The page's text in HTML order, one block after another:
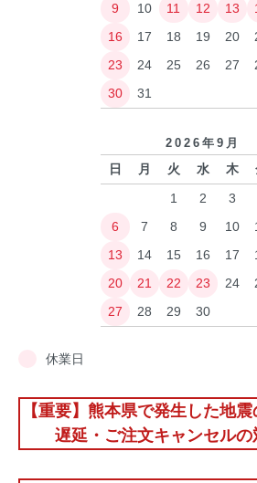
9
10 11 12 13
16
17 18 19 20
23
24 25 26 27
30
31
2026年9月
日 月 火 水 木
1
2 3
6
7 8 9 10
13
14 15 16 17
20
21 22 23 24
27
28 29 30
休業日
【重要】熊本県で発生した地
遅延・ご注文キャンセル